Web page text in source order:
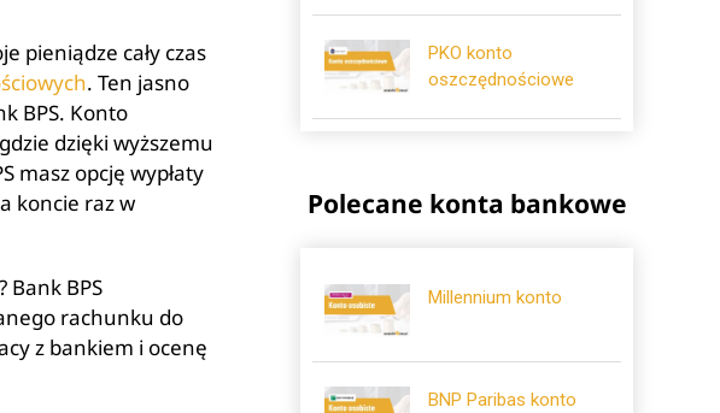
pieniądze cały czas
. Ten jasno
BPS. Konto
dzięki wyższemu
masz opcję wypłaty
koncie raz w
Bank BPS
rachunku do
z bankiem i ocenę
PKO konto
oszczędnościowe
Polecane konta bankowe
Millennium konto
BNP Paribas konto